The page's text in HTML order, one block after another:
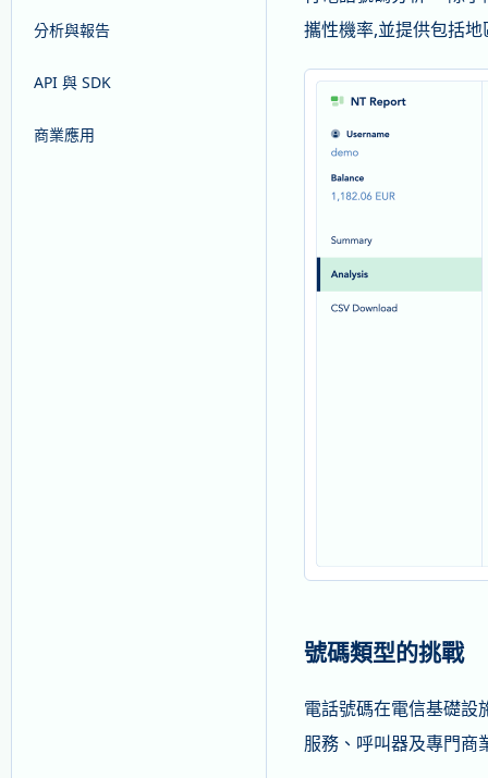
分析與報告
API 與 SDK
商業應用
攜性機率,並提供包括
號碼類型的挑戰
電話號碼在電信基礎設
服務、呼叫器及專門商